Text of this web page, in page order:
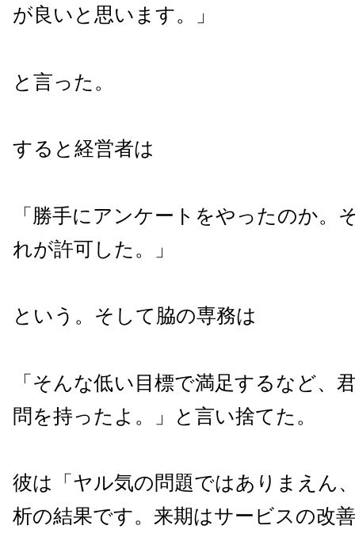
が良いと思います。」
と言った。
すると経営者は
「勝手にアンケートをやったのか。
れが許可した。」
という。そして脇の専務は
「そんな低い目標で満足するなど、
問を持ったよ。」と言い捨てた。
彼は「ヤル気の問題ではありまえん
析の結果です。来期はサービスの改